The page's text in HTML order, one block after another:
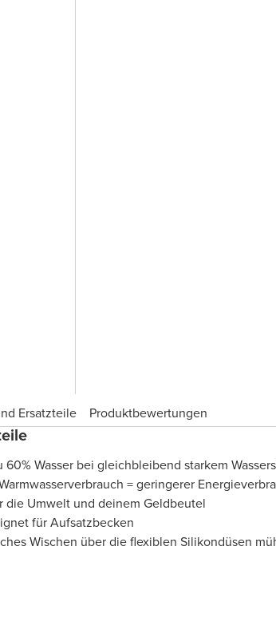
Ersatzteile
Produktbewertungen
60% Wasser bei gleichbleibend starkem
= geringerer
die Umwelt und deinem Geldbeutel
für Aufsatzbecken
Wischen über die flexiblen Silikondüsen